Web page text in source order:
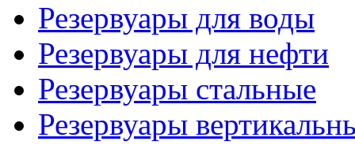
Резервуары для воды
Резервуары для нефти
Резервуары стальные
Резервуары